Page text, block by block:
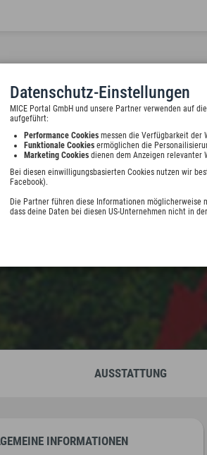
Datenschutz-Einstellungen
MICE Portal GmbH und unsere Partner verwenden auf
aufgeführt:
Performance Cookies messen die Verfügbarkeit der
Funktionale Cookies ermöglichen die
Marketing Cookies dienen dem Anzeigen relevanter
Bei diesen einwilligungsbasierten Cookies nutzen wir
Facebook).
Die Partner führen diese Informationen möglicherweise
dass deine Daten bei diesen US-Unternehmen nicht in
AN DER OSTSEE
Deutschland
AUSSTATTUNG
INFORMATIONEN